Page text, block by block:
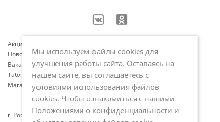
г. Ростов-на-Дону
Акции
Новости
Вакансии
Таблица размеров
Магазины
Оплата и доставка
Программа лояльности
Публичная оферта
Политика обработки
персональных данных
Мы используем файлы cookies для
улучшения работы сайта. Оставаясь на
нашем сайте, вы соглашаетесь с
условиями использования файлов
cookies. Чтобы ознакомиться с нашими
Положениями о конфиденциальности и